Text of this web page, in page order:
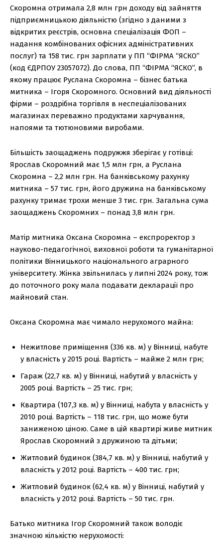
Скоромна отримала 2,8 млн грн доходу від зайняття
підприємницькою діяльністю (згідно з даними з
відкритих реєстрів, основна спеціалізація ФОП –
надання комбінованих офісних адміністративних
послуг) та 158 тис. грн зарплати у ПП “ФІРМА “ЯСКО”
(код ЄДРПОУ 23057072). До слова, ПП “ФІРМА “ЯСКО”, в
якому працює Руслана Скоромна – бізнес батька
митника – Ігоря Скоромного. Основний вид діяльності
фірми – роздрібна торгівля в неспеціалізованих
магазинах переважно продуктами харчування,
напоями та тютюновими виробами.
Більшість заощаджень подружжя зберігає у готівці:
Ярослав Скоромний має 1,5 млн грн, а Руслана
Скоромна – 2,2 млн грн. На банківському рахунку
митника – 57 тис. грн, його дружина на банківському
рахунку тримає трохи менше 3 тис. грн. Загальна сума
заощаджень Скоромних – понад 3,8 млн грн.
Матір митника Оксана Скоромна – експроректор з
науково-педагогічної, виховної роботи та гуманітарної
політики Вінницького національного аграрного
університету. Жінка звільнилась у липні 2024 року, тож
до поточного року мала подавати декларації про
майновий стан.
Оксана Скоромна має чимало нерухомого майна:
Нежитлове приміщення (336 кв. м) у Вінниці, набуте
у власність у 2015 році. Вартість – майже 2 млн грн;
Гараж (22,7 кв. м) у Вінниці, набутий у власність у
2005 році. Вартість – 25 тис. грн;
Квартира (107,3 кв. м) у Вінниці, набута у власність у
2010 році. Вартість – 118 тис. грн, що може бути
заниженою ціною. Саме в цій квартирі живе митник
Ярослав Скоромний з дружиною та дітьми;
Житловий будинок (384,7 кв. м) у Вінниці, набутий у
власність у 2012 році. Вартість – 400 тис. грн;
Житловий будинок (62,4 кв. м) у Вінниці, набутий у
власність у 2012 році. Вартість – 50 тис. грн.
Батько митника Ігор Скоромний також володіє
значною кількістю нерухомості: